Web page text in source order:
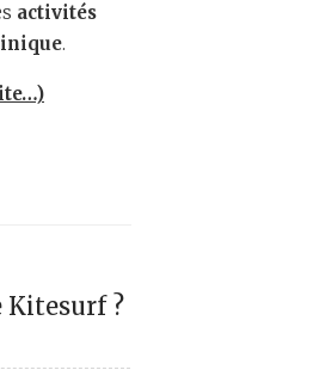
activités
.
Kitesurf ?